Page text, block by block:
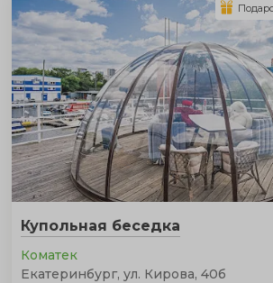
Купольная беседка
Коматек
Екатеринбург, ул. Кирова, 40б